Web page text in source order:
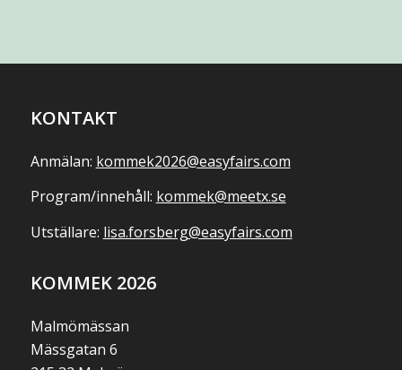
KONTAKT
Anmälan: kommek2026@easyfairs.com
Program/innehåll: kommek@meetx.se
Utställare: lisa.forsberg@easyfairs.com
KOMMEK 2026
Malmömässan
Mässgatan 6